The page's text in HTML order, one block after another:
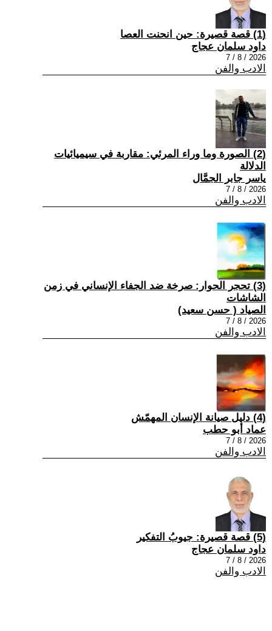
(1) قصة قصيرة: حين انحنت العصا
داود سلمان عجاج
2026 / 8 / 7
الادب والفن
(2) الصورة وما وراء المرئي: مقاربة في سيميائيات
الدلالة
ياسر جابر الجمَّال
2026 / 8 / 7
الادب والفن
(3) تحجر الحوار: صرخة ضد الجفاء الإنساني في زمن
الشاشات
الصياد ‏( حسن سعيد‏)
2026 / 8 / 7
الادب والفن
(4) دليل صيانة الإنسان المهمّش
عماد أبو حطب
2026 / 8 / 7
الادب والفن
(5) قصة قصيرة: جيوبُ التفكير
داود سلمان عجاج
2026 / 8 / 7
الادب والفن